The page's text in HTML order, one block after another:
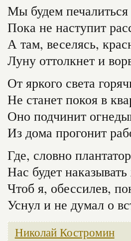
Мы будем
Пока не наступит
А там, веселясь,
Луну оттолкнет и
От яркого света
Не станет покоя в
Оно подчинит
Из дома прогонит
Где, словно
Нас будет
Чтоб я, обессилев,
Уснул и не думал о
Николай Костромин